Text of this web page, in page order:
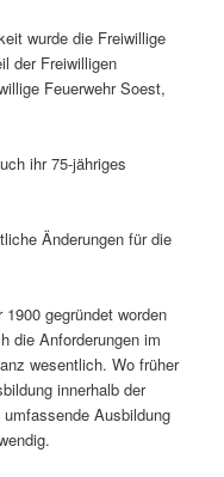
wurde die Freiwillige
der Freiwilligen
Feuerwehr Soest,
ihr 75-jähriges
Änderungen für die
gegründet worden
die Anforderungen im
wesentlich. Wo früher
innerhalb der
Ausbildung